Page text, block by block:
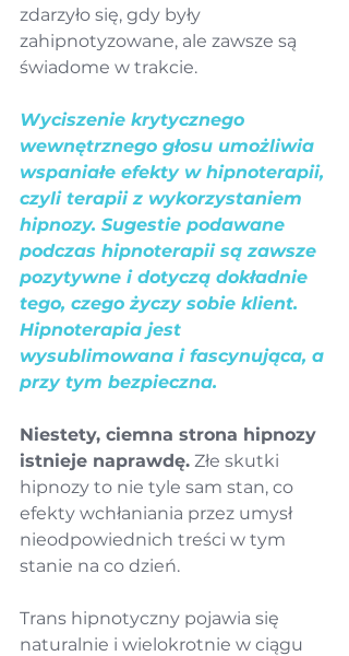
zdarzyło się, gdy były
zahipnotyzowane, ale zawsze są
świadome w trakcie.
Wyciszenie krytycznego
wewnętrznego głosu umożliwia
wspaniałe efekty w hipnoterapii,
czyli terapii z wykorzystaniem
hipnozy. Sugestie podawane
podczas hipnoterapii są zawsze
pozytywne i dotyczą dokładnie
tego, czego życzy sobie klient.
Hipnoterapia jest
wysublimowana i fascynująca, a
przy tym bezpieczna.
Niestety, ciemna strona hipnozy
istnieje naprawdę. Złe skutki
hipnozy to nie tyle sam stan, co
efekty wchłaniania przez umysł
nieodpowiednich treści w tym
stanie na co dzień.
Trans hipnotyczny pojawia się
naturalnie i wielokrotnie w ciągu